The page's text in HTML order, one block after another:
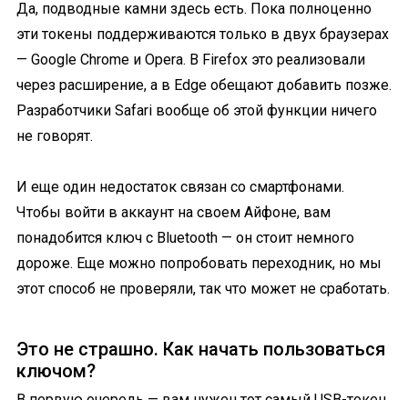
Да, подводные камни здесь есть. Пока полноценно
эти токены поддерживаются только в двух браузерах
— Google Chrome и Opera. В Firefox это реализовали
через расширение, а в Edge обещают добавить позже.
Разработчики Safari вообще об этой функции ничего
не говорят.
И еще один недостаток связан со смартфонами.
Чтобы войти в аккаунт на своем Айфоне, вам
понадобится ключ с Bluetooth — он стоит немного
дороже. Еще можно попробовать переходник, но мы
этот способ не проверяли, так что может не сработать.
Это не страшно. Как начать пользоваться
ключом?